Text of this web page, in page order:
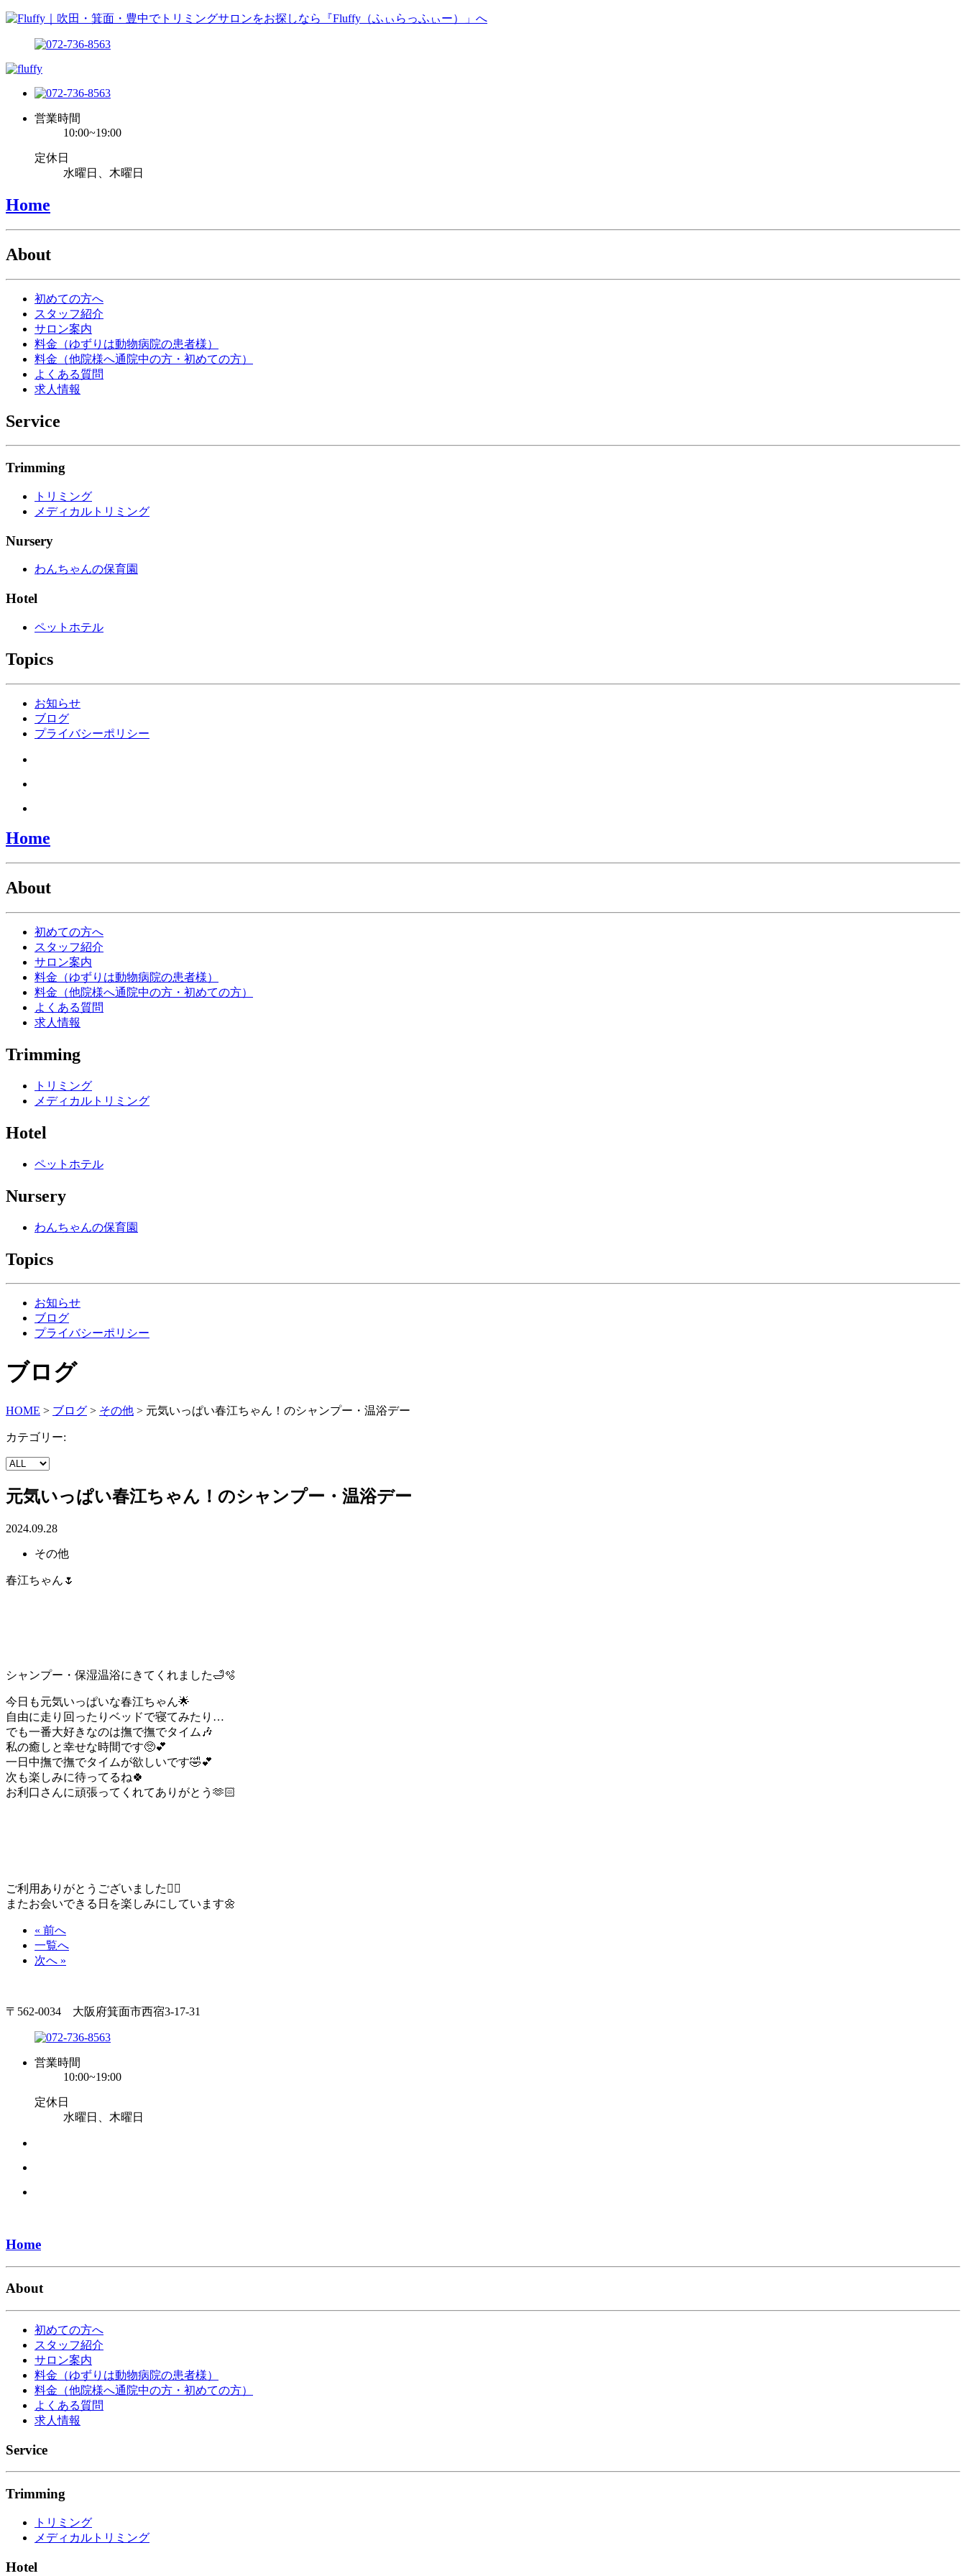
営業時間
10:00~19:00
定休日
水曜日、木曜日
Home
About
初めての方へ
スタッフ紹介
サロン案内
料金（ゆずりは動物病院の患者様）
料金（他院様へ通院中の方・初めての方）
よくある質問
求人情報
Service
Trimming
トリミング
メディカルトリミング
Nursery
わんちゃんの保育園
Hotel
ペットホテル
Topics
お知らせ
ブログ
プライバシーポリシー
Home
About
初めての方へ
スタッフ紹介
サロン案内
料金（ゆずりは動物病院の患者様）
料金（他院様へ通院中の方・初めての方）
よくある質問
求人情報
Trimming
トリミング
メディカルトリミング
Hotel
ペットホテル
Nursery
わんちゃんの保育園
Topics
お知らせ
ブログ
プライバシーポリシー
ブログ
HOME > ブログ > その他 > 元気いっぱい春江ちゃん！のシャンプー・温浴デー
カテゴリー:
元気いっぱい春江ちゃん！のシャンプー・温浴デー
2024.09.28
その他
春江ちゃん🌷
シャンプー・保湿温浴にきてくれました🛁🫧
今日も元気いっぱいな春江ちゃん🌟
自由に走り回ったりベッドで寝てみたり…
でも一番大好きなのは撫で撫でタイム🎶
私の癒しと幸せな時間です🥺💕
一日中撫で撫でタイムが欲しいです🤣💕
次も楽しみに待ってるね🍀
お利口さんに頑張ってくれてありがとう🫶🏻
ご利用ありがとうございました🙇‍♀️
またお会いできる日を楽しみにしています🌼
« 前へ
一覧へ
次へ »
〒562-0034 大阪府箕面市西宿3-17-31
営業時間
10:00~19:00
定休日
水曜日、木曜日
Home
About
初めての方へ
スタッフ紹介
サロン案内
料金（ゆずりは動物病院の患者様）
料金（他院様へ通院中の方・初めての方）
よくある質問
求人情報
Service
Trimming
トリミング
メディカルトリミング
Hotel